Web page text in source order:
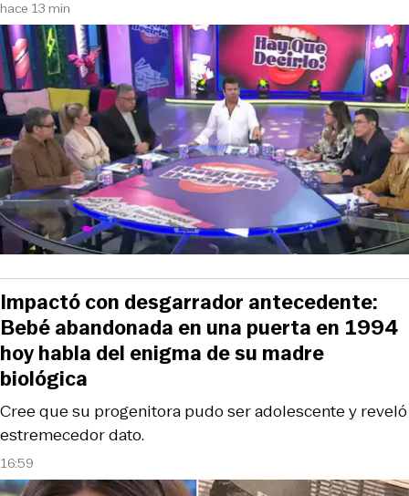
hace 13 min
16:59
Cree que su progenitora pudo ser adolescente y reveló
estremecedor dato.
Impactó con desgarrador antecedente:
Bebé abandonada en una puerta en 1994
hoy habla del enigma de su madre
biológica